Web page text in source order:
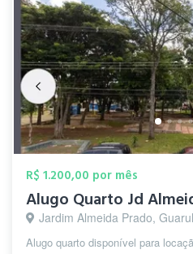
R$ 1.200,00 por mês
Jardim Almeida Prado,
Alugo quarto disponível para